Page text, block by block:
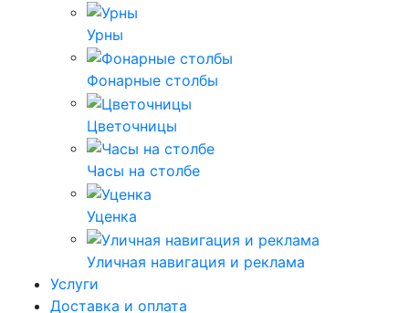
Урны
Фонарные столбы
Цветочницы
Часы на столбе
Уценка
Уличная навигация и реклама
Услуги
Доставка и оплата